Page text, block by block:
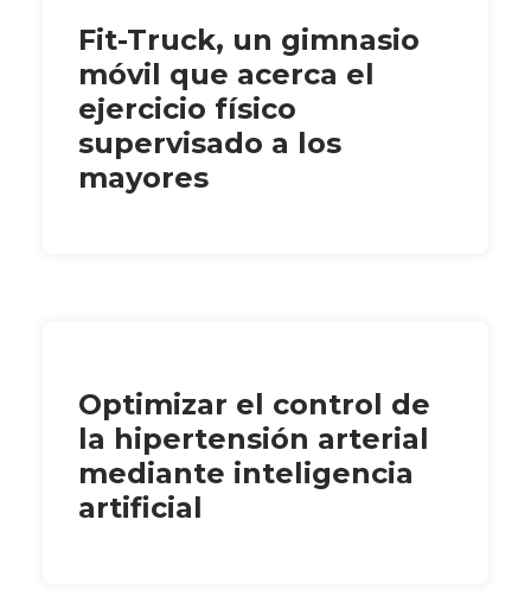
Fit-Truck, un gimnasio
móvil que acerca el
ejercicio físico
supervisado a los
mayores
Optimizar el control de
la hipertensión arterial
mediante inteligencia
artificial